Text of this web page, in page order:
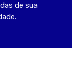
de sua